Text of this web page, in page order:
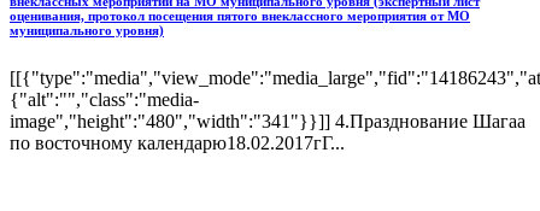
оценивания, протокол посещения пятого внеклассного мероприятия от МО
муниципального уровня)
{"alt":"","class":"media-
image","height":"480","width":"341"}}]] 4.Празднование Шагаа
по восточному календарю18.02.2017гГ...